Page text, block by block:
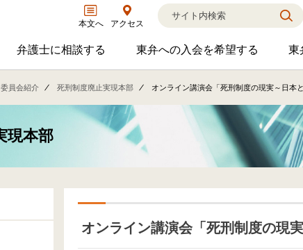
本文へ アクセス
弁護士に相談する弁護士に相談するのサブメニューを開閉
東弁への入会を希望する
東弁への入会を希望
東
委員会紹介 死刑制度廃止実現本部 オンライン講演会「死刑制度の現実～日本
現本部
オンライン講演会「死刑制度の現